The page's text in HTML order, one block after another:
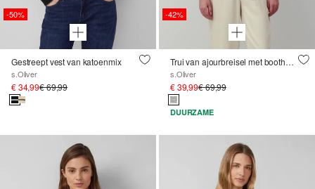
-50%
Gestreept vest van katoenmix
s.Oliver
€ 34,99€ 69,99
-42%
Trui van ajourbreisel met boothals en vleermuismouwen
s.Oliver
€ 39,99€ 69,99
DUURZAME